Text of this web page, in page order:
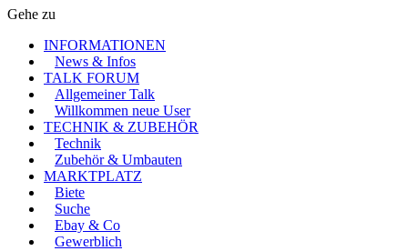
Gehe zu
INFORMATIONEN
News & Infos
TALK FORUM
Allgemeiner Talk
Willkommen neue User
TECHNIK & ZUBEHÖR
Technik
Zubehör & Umbauten
MARKTPLATZ
Biete
Suche
Ebay & Co
Gewerblich